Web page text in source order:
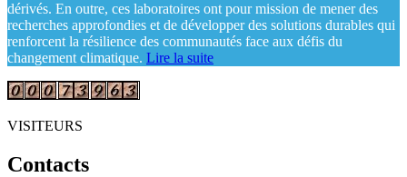
dérivés. En outre, ces laboratoires ont pour mission de mener des
recherches approfondies et de développer des solutions durables qui
renforcent la résilience des communautés face aux défis du
changement climatique. Lire la suite
VISITEURS
Contacts